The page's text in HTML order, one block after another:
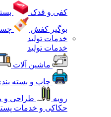
کفی و قدک
بوگیر کفش
خدمات تولید
خدمات تولید
ماشین آلات
چاپ و بسته
رویه
طراحی و
حکاکی و خدمات